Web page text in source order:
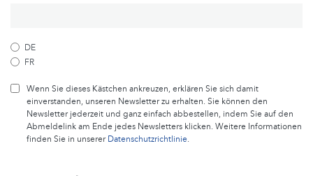
DE
FR
Wenn Sie dieses Kästchen ankreuzen, erklären Sie sich damit
einverstanden, unseren Newsletter zu erhalten. Sie können den
Newsletter jederzeit und ganz einfach abbestellen, indem Sie auf den
Abmeldelink am Ende jedes Newsletters klicken. Weitere Informationen
finden Sie in unsererDatenschutzrichtlinie.